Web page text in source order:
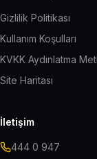
Gizlilik Politikası
Kullanım Koşulları
KVKK Aydınlatma
Site Haritası
İletişim
444 0 947